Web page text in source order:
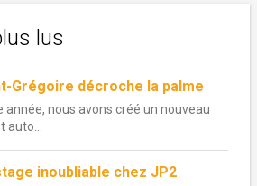
lus
Grégoire décroche la palme
année, nous avons créé un nouveau
auto...
inoubliable chez JP2